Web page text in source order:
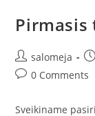
Pirmasis
Post
author:
salomeja
Post0 Comments
Sveikiname